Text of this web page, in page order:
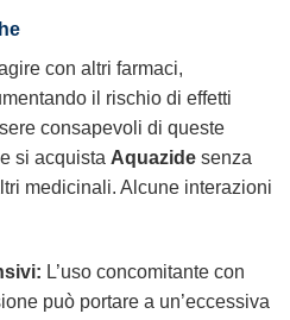
con altri farmaci,
il rischio di effetti
consapevoli di queste
si acquista Aquazide senza
medicinali. Alcune interazioni
L’uso concomitante con
può portare a un’eccessiva